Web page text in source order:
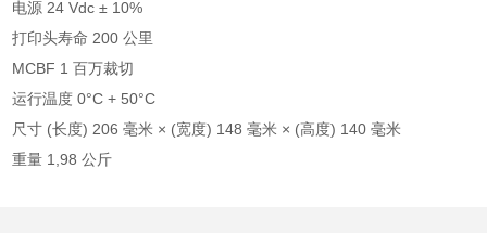
电源 24 Vdc ± 10%
打印头寿命 200 公里
MCBF 1 百万裁切
运行温度 0°C + 50°C
尺寸 (长度) 206 毫米 × (宽度) 148 毫米 × (高度) 140 毫米
重量 1,98 公斤